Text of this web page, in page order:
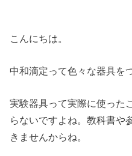
こんにちは。
中和滴定って色々な器具を
実験器具って実際に使った
らないですよね。教科書や
きませんからね。